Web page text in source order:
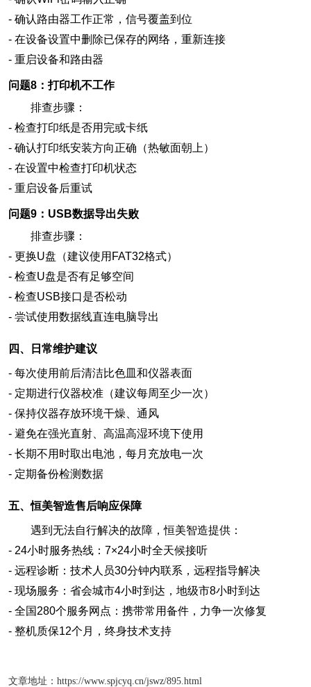
- 确认路由器工作正常，信号覆盖到位
- 在设备设置中删除已保存的网络，重新连接
- 重启设备和路由器
问题8：打印机不工作
排查步骤：
- 检查打印纸是否用完或卡纸
- 确认打印纸安装方向正确（热敏面朝上）
- 在设置中检查打印机状态
- 重启设备后重试
问题9：USB数据导出失败
排查步骤：
- 更换U盘（建议使用FAT32格式）
- 检查U盘是否有足够空间
- 检查USB接口是否松动
- 尝试使用数据线直连电脑导出
四、日常维护建议
- 每次使用前后清洁比色皿和仪器表面
- 定期进行仪器校准（建议每周至少一次）
- 保持仪器存放环境干燥、通风
- 避免在强光直射、高温高湿环境下使用
- 长期不用时取出电池，每月充放电一次
- 定期备份检测数据
五、恒美智造售后响应保障
遇到无法自行解决的故障，恒美智造提供：
- 24小时服务热线：7×24小时全天候接听
- 远程诊断：技术人员30分钟内联系，远程指导解决
- 现场服务：省会城市4小时到达，地级市8小时到达
- 全国280个服务网点：携带常用备件，力争一次修复
- 整机质保12个月，终身技术支持
文章地址： https://www.spjcyq.cn/jswz/895.html